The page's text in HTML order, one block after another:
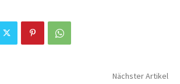
Nächster Artikel